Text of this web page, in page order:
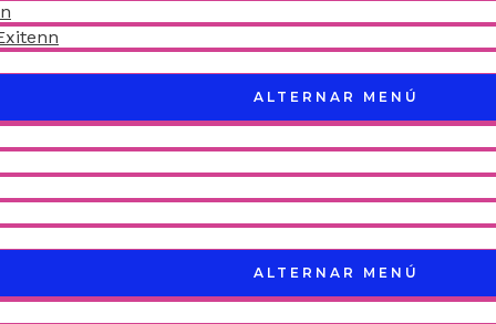
ALTERNAR MENÚ
ALTERNAR MENÚ